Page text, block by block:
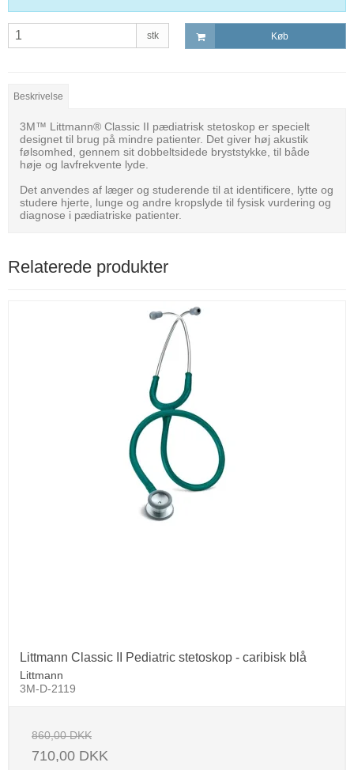
stk Køb
Beskrivelse
3M™ Littmann® Classic II pædiatrisk stetoskop er specielt
designet til brug på mindre patienter. Det giver høj akustik
følsomhed, gennem sit dobbeltsidede bryststykke, til både
høje og lavfrekvente lyde.
Det anvendes af læger og studerende til at identificere, lytte og
studere hjerte, lunge og andre kropslyde til fysisk vurdering og
diagnose i pædiatriske patienter.
Relaterede produkter
Littmann Classic II Pediatric stetoskop - caribisk blå
Littmann
3M-D-2119
860,00 DKK
710,00 DKK